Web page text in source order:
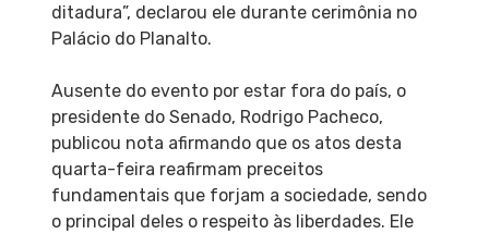
ditadura”, declarou ele durante cerimônia no
Palácio do Planalto.
Ausente do evento por estar fora do país, o
presidente do Senado, Rodrigo Pacheco,
publicou nota afirmando que os atos desta
quarta-feira reafirmam preceitos
fundamentais que forjam a sociedade, sendo
o principal deles o respeito às liberdades. Ele